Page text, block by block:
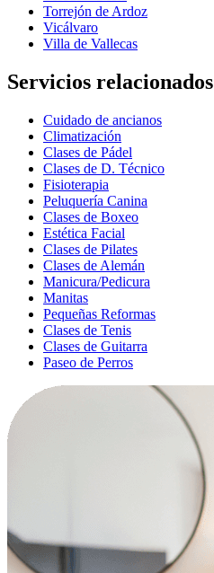
Torrejón de Ardoz
Vicálvaro
Villa de Vallecas
Servicios relacionados
Cuidado de ancianos
Climatización
Clases de Pádel
Clases de D. Técnico
Fisioterapia
Peluquería Canina
Clases de Boxeo
Estética Facial
Clases de Pilates
Clases de Alemán
Manicura/Pedicura
Manitas
Pequeñas Reformas
Clases de Tenis
Clases de Guitarra
Paseo de Perros